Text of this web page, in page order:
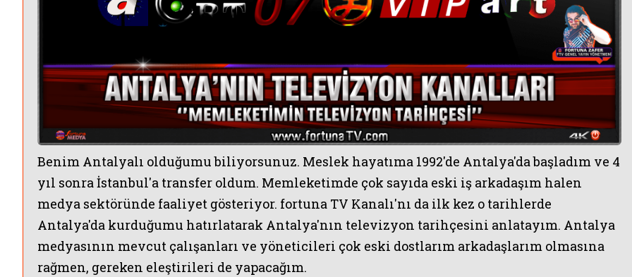
ÜNLÜLERİN
Benim Antalyalı olduğumu biliyorsunuz. Meslek hayatıma 1992'de Antalya'da başladım ve 4
yıl sonra İstanbul'a transfer oldum. Memleketimde çok sayıda eski iş arkadaşım halen
medya sektöründe faaliyet gösteriyor. fortuna TV Kanalı'nı da ilk kez o tarihlerde
Antalya'da kurduğumu hatırlatarak Antalya'nın televizyon tarihçesini anlatayım. Antalya
medyasının mevcut çalışanları ve yöneticileri çok eski dostlarım arkadaşlarım olmasına
rağmen, gereken eleştirileri de yapacağım.
yayıncılık.
dergisi formatında